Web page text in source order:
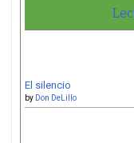
El silencio
by Don DeLillo